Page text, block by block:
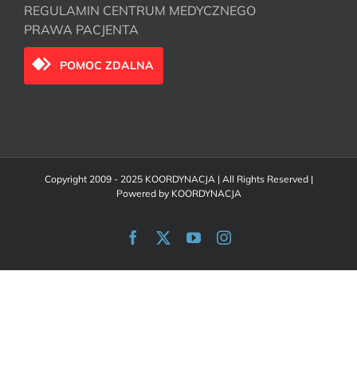
REGULAMIN CENTRUM MEDYCZNEGO
PRAWA PACJENTA
POMOC ZDALNA
Copyright 2009 - 2025 KOORDYNACJA | All Rights Reserved |
Powered by KOORDYNACJA
Facebook YouTubeInstagram